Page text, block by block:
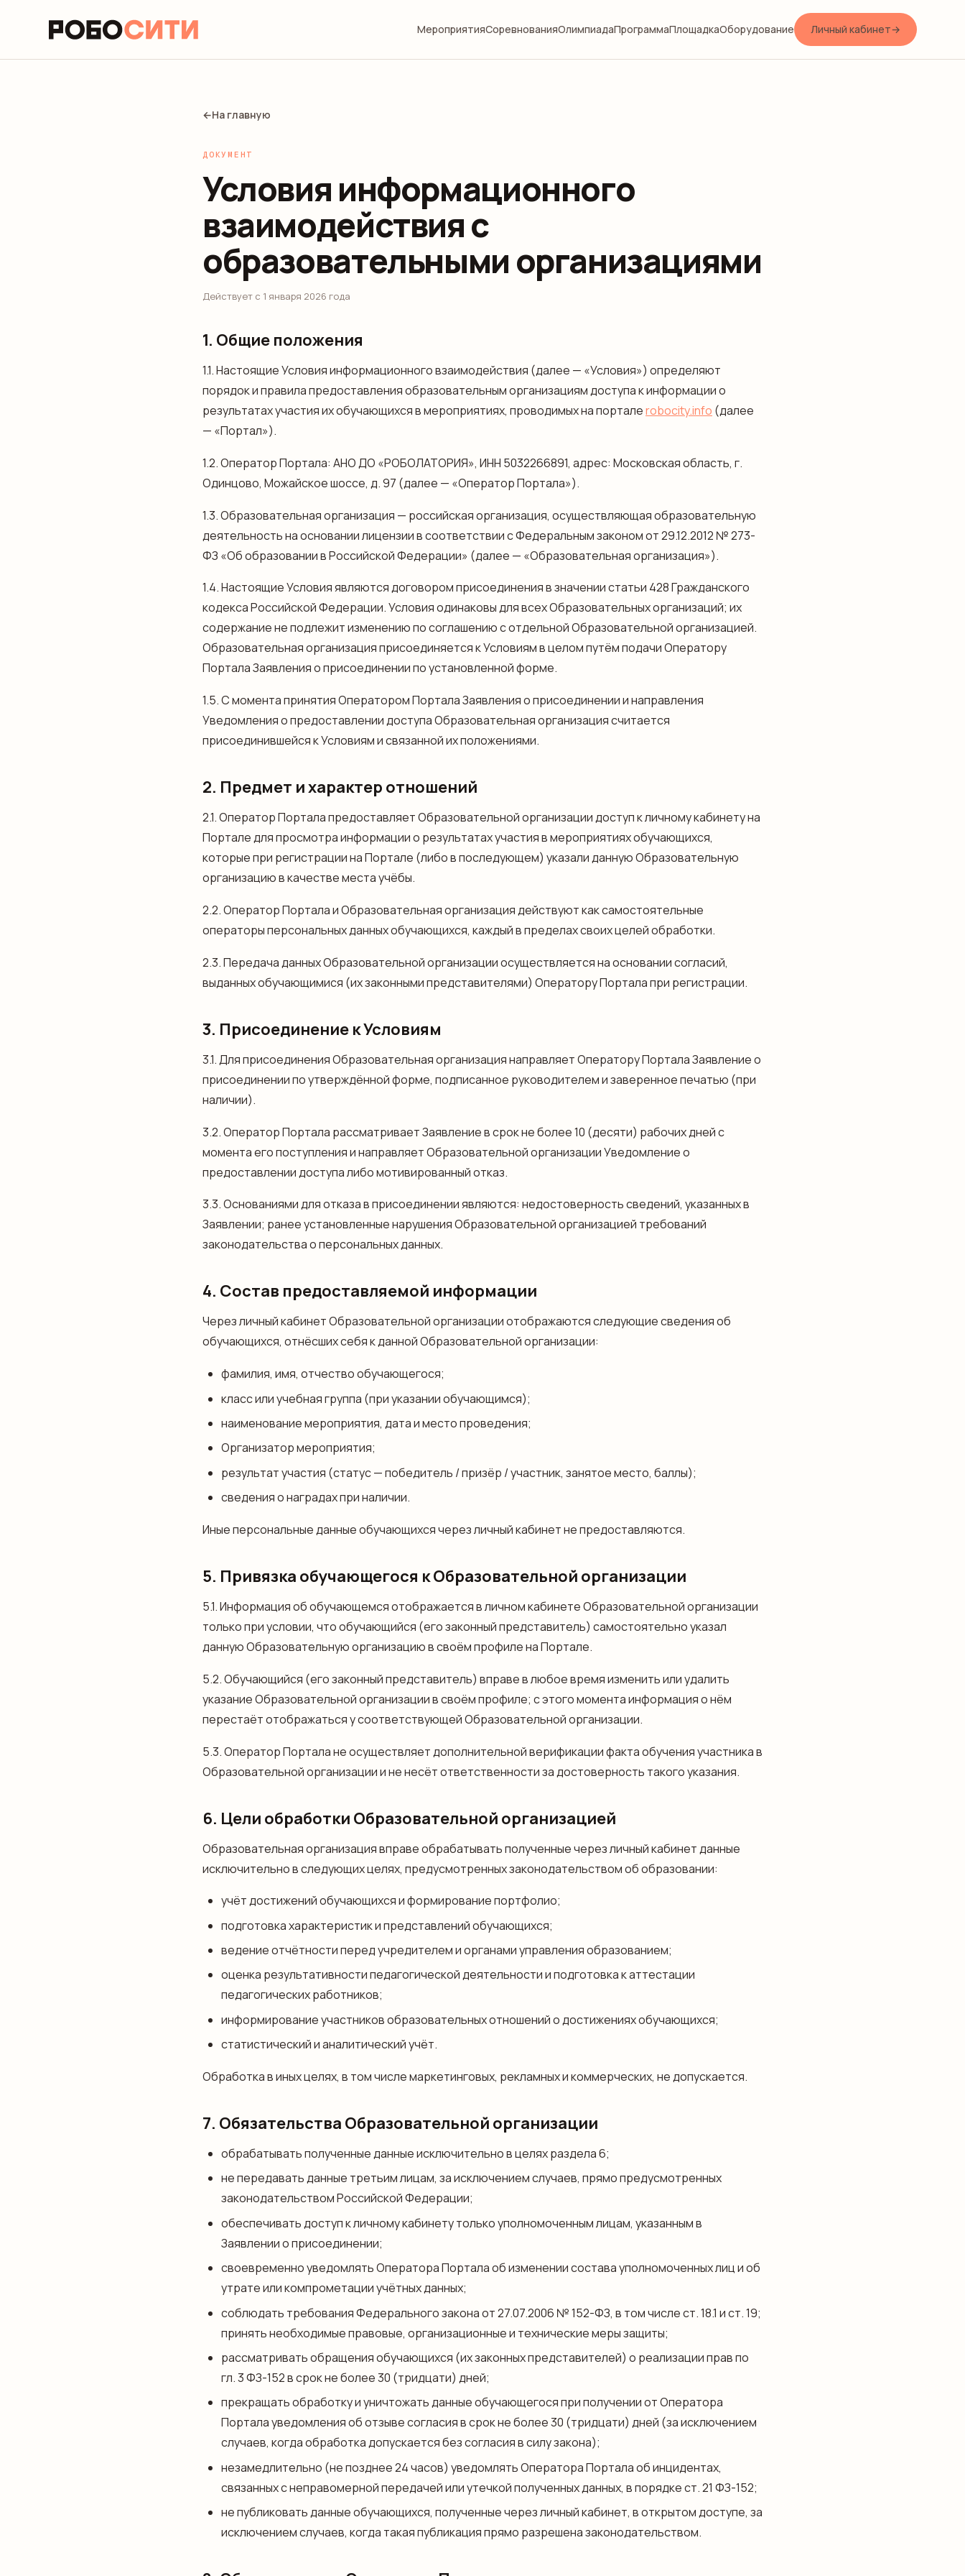
МероприятияСоревнованияОлимпиадаПрограммаПлощадкаОборудование Личный кабинет→
←На главную
ДОКУМЕНТ
Условия информационного
взаимодействия с
образовательными организациями
Действует с 1 января 2026 года
1. Общие положения
1.1. Настоящие Условия информационного взаимодействия (далее — «Условия») определяют
порядок и правила предоставления образовательным организациям доступа к информации о
результатах участия их обучающихся в мероприятиях, проводимых на порталеrobocity.info (далее
— «Портал»).
1.2. Оператор Портала: АНО ДО «РОБОЛАТОРИЯ», ИНН 5032266891, адрес: Московская область, г.
Одинцово, Можайское шоссе, д. 97 (далее — «Оператор Портала»).
1.3. Образовательная организация — российская организация, осуществляющая образовательную
деятельность на основании лицензии в соответствии с Федеральным законом от 29.12.2012 № 273-
ФЗ «Об образовании в Российской Федерации» (далее — «Образовательная организация»).
1.4. Настоящие Условия являются договором присоединения в значении статьи 428 Гражданского
кодекса Российской Федерации. Условия одинаковы для всех Образовательных организаций; их
содержание не подлежит изменению по соглашению с отдельной Образовательной организацией.
Образовательная организация присоединяется к Условиям в целом путём подачи Оператору
Портала Заявления о присоединении по установленной форме.
1.5. С момента принятия Оператором Портала Заявления о присоединении и направления
Уведомления о предоставлении доступа Образовательная организация считается
присоединившейся к Условиям и связанной их положениями.
2. Предмет и характер отношений
2.1. Оператор Портала предоставляет Образовательной организации доступ к личному кабинету на
Портале для просмотра информации о результатах участия в мероприятиях обучающихся,
которые при регистрации на Портале (либо в последующем) указали данную Образовательную
организацию в качестве места учёбы.
2.2. Оператор Портала и Образовательная организация действуют как самостоятельные
операторы персональных данных обучающихся, каждый в пределах своих целей обработки.
2.3. Передача данных Образовательной организации осуществляется на основании согласий,
выданных обучающимися (их законными представителями) Оператору Портала при регистрации.
3. Присоединение к Условиям
3.1. Для присоединения Образовательная организация направляет Оператору Портала Заявление о
присоединении по утверждённой форме, подписанное руководителем и заверенное печатью (при
наличии).
3.2. Оператор Портала рассматривает Заявление в срок не более 10 (десяти) рабочих дней с
момента его поступления и направляет Образовательной организации Уведомление о
предоставлении доступа либо мотивированный отказ.
3.3. Основаниями для отказа в присоединении являются: недостоверность сведений, указанных в
Заявлении; ранее установленные нарушения Образовательной организацией требований
законодательства о персональных данных.
4. Состав предоставляемой информации
Через личный кабинет Образовательной организации отображаются следующие сведения об
обучающихся, отнёсших себя к данной Образовательной организации:
фамилия, имя, отчество обучающегося;
класс или учебная группа (при указании обучающимся);
наименование мероприятия, дата и место проведения;
Организатор мероприятия;
результат участия (статус — победитель / призёр / участник, занятое место, баллы);
сведения о наградах при наличии.
Иные персональные данные обучающихся через личный кабинет не предоставляются.
5. Привязка обучающегося к Образовательной организации
5.1. Информация об обучающемся отображается в личном кабинете Образовательной организации
только при условии, что обучающийся (его законный представитель) самостоятельно указал
данную Образовательную организацию в своём профиле на Портале.
5.2. Обучающийся (его законный представитель) вправе в любое время изменить или удалить
указание Образовательной организации в своём профиле; с этого момента информация о нём
перестаёт отображаться у соответствующей Образовательной организации.
5.3. Оператор Портала не осуществляет дополнительной верификации факта обучения участника в
Образовательной организации и не несёт ответственности за достоверность такого указания.
6. Цели обработки Образовательной организацией
Образовательная организация вправе обрабатывать полученные через личный кабинет данные
исключительно в следующих целях, предусмотренных законодательством об образовании:
учёт достижений обучающихся и формирование портфолио;
подготовка характеристик и представлений обучающихся;
ведение отчётности перед учредителем и органами управления образованием;
оценка результативности педагогической деятельности и подготовка к аттестации
педагогических работников;
информирование участников образовательных отношений о достижениях обучающихся;
статистический и аналитический учёт.
Обработка в иных целях, в том числе маркетинговых, рекламных и коммерческих, не допускается.
7. Обязательства Образовательной организации
обрабатывать полученные данные исключительно в целях раздела 6;
не передавать данные третьим лицам, за исключением случаев, прямо предусмотренных
законодательством Российской Федерации;
обеспечивать доступ к личному кабинету только уполномоченным лицам, указанным в
Заявлении о присоединении;
своевременно уведомлять Оператора Портала об изменении состава уполномоченных лиц и об
утрате или компрометации учётных данных;
соблюдать требования Федерального закона от 27.07.2006 № 152-ФЗ, в том числе ст. 18.1 и ст. 19;
принять необходимые правовые, организационные и технические меры защиты;
рассматривать обращения обучающихся (их законных представителей) о реализации прав по
гл. 3 ФЗ-152 в срок не более 30 (тридцати) дней;
прекращать обработку и уничтожать данные обучающегося при получении от Оператора
Портала уведомления об отзыве согласия в срок не более 30 (тридцати) дней (за исключением
случаев, когда обработка допускается без согласия в силу закона);
незамедлительно (не позднее 24 часов) уведомлять Оператора Портала об инцидентах,
связанных с неправомерной передачей или утечкой полученных данных, в порядке ст. 21 ФЗ-152;
не публиковать данные обучающихся, полученные через личный кабинет, в открытом доступе, за
исключением случаев, когда такая публикация прямо разрешена законодательством.